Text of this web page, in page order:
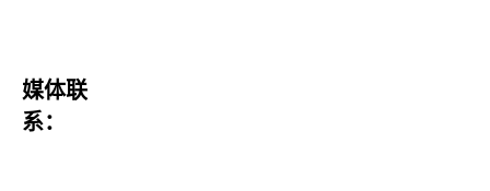
媒体联
系